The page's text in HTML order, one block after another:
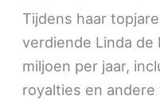
Tijdens haar
verdiende Linda de
miljoen per jaar,
royalties en andere